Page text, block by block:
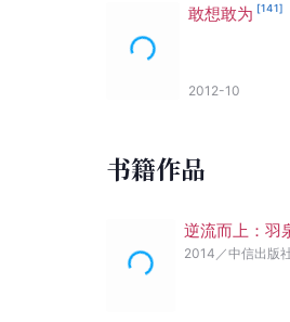
敢想敢为 [141]
2012-10
书籍作品
逆流而上：羽
2014 ／中信出版